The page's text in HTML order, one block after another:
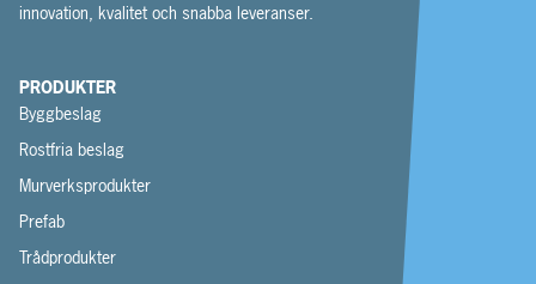
innovation, kvalitet och snabba leveranser.
PRODUKTER
Byggbeslag
Rostfria beslag
Murverksprodukter
Prefab
Trådprodukter